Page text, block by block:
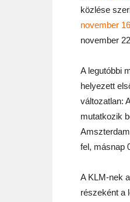
közlése
november
november
A legutóbbi
helyezett
változatlan:
mutatkozik
fel, másnap
A KLM-nek
részeként a